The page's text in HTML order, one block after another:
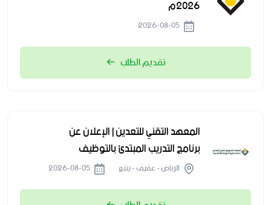
2026م
تقديم الطلب
المعهد التقني للتعدين | الإعلان عن
برنامج التدريب المبتدئ بالتوظيف
الرياض - عفيف - ينبع